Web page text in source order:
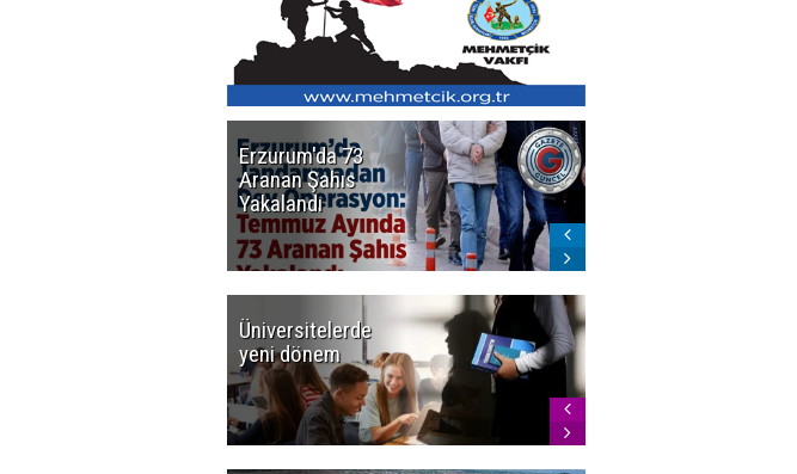
Erzurum'da 73
Aranan Şahıs
Yakalandı
Üniversitelerde
yeni dönem